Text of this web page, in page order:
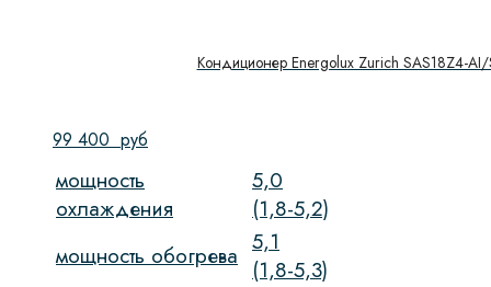
Кондиционер Energolux Zurich SAS18Z4-AI/
99 400 руб
мощность
охлаждения
5,0
(1,8-5,2)
мощность обогрева 5,1
(1,8-5,3)